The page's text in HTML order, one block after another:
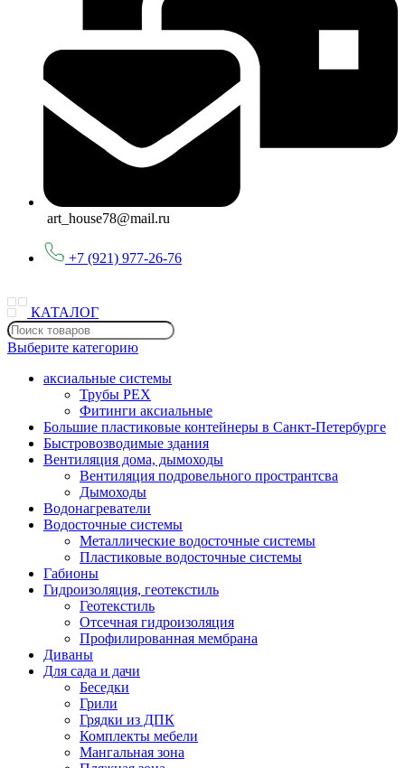
art_house78@mail.ru
+7 (921) 977-26-76
КАТАЛОГ
Выберите категорию
аксиальные системы
Трубы PEX
Фитинги аксиальные
Большие пластиковые контейнеры в Санкт-Петербурге
Быстровозводимые здания
Вентиляция дома, дымоходы
Вентиляция подровельного пространтсва
Дымоходы
Водонагреватели
Водосточные системы
Металлические водосточные системы
Пластиковые водосточные системы
Габионы
Гидроизоляция, геотекстиль
Геотекстиль
Отсечная гидроизоляция
Профилированная мембрана
Диваны
Для сада и дачи
Беседки
Грили
Грядки из ДПК
Комплекты мебели
Мангальная зона